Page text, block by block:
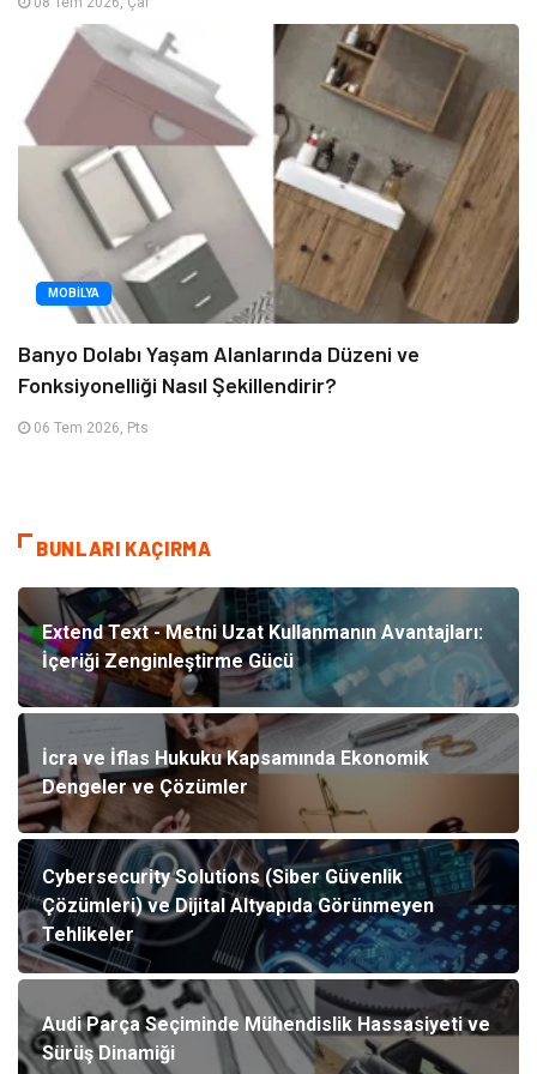
MOBILYA
Banyo Dolabı Yaşam Alanlarında Düzeni ve
Fonksiyonelliği Nasıl Şekillendirir?
06 Tem 2026, Pts
BUNLARI KAÇIRMA
Extend Text - Metni Uzat Kullanmanın Avantajları:
İçeriği Zenginleştirme Gücü
İcra ve İflas Hukuku Kapsamında Ekonomik
Dengeler ve Çözümler
Cybersecurity Solutions (Siber Güvenlik
Çözümleri) ve Dijital Altyapıda Görünmeyen
Tehlikeler
Audi Parça Seçiminde Mühendislik Hassasiyeti ve
Sürüş Dinamiği